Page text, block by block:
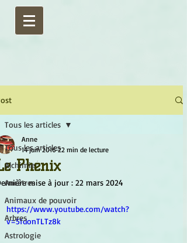
Tous les articles
Alchimie
Ancêtres
Animaux de pouvoir
Arbres
Astrologie
Tous les articles
Phénix
Anne
14 juin 2016 22 min de lecture
mise à jour : 22 mars 2024
https://www.youtube.com/watch?
v=5fdonTLTz8k